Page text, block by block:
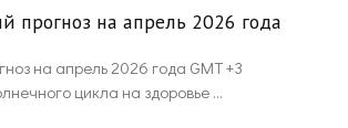
прогноз на апрель 2026 года
на апрель 2026 года GMT +3
цикла на здоровье ...